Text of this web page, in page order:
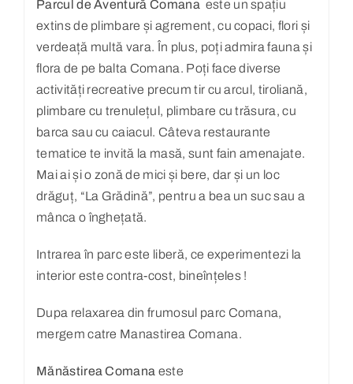
Parcul de Aventură Comana este un spațiu
extins de plimbare și agrement, cu copaci, flori și
verdeață multă vara. În plus, poți admira fauna și
flora de pe balta Comana. Poți face diverse
activități recreative precum tir cu arcul, tiroliană,
plimbare cu trenulețul, plimbare cu trăsura, cu
barca sau cu caiacul. Câteva restaurante
tematice te invită la masă, sunt fain amenajate.
Mai ai și o zonă de mici și bere, dar și un loc
drăguț, “La Grădină”, pentru a bea un suc sau a
mânca o înghețată.
Intrarea în parc este liberă, ce experimentezi la
interior este contra-cost, bineînțeles !
Dupa relaxarea din frumosul parc Comana,
mergem catre Manastirea Comana.
Mănăstirea Comana este